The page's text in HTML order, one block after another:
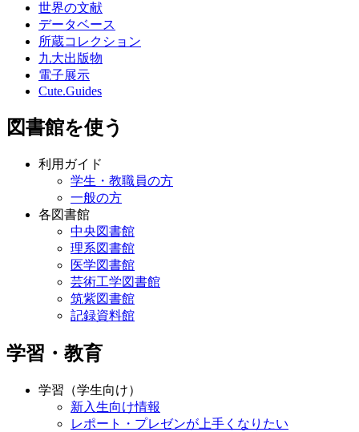
世界の文献
データベース
所蔵コレクション
九大出版物
電子展示
Cute.Guides
図書館を使う
利用ガイド
学生・教職員の方
一般の方
各図書館
中央図書館
理系図書館
医学図書館
芸術工学図書館
筑紫図書館
記録資料館
学習・教育
学習（学生向け）
新入生向け情報
レポート・プレゼンが上手くなりたい